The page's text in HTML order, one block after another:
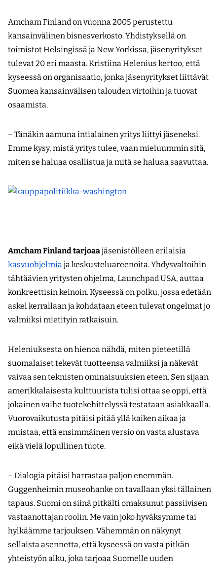
Amcham Finland on vuonna 2005 perustettu
kansainvälinen bisnesverkosto. Yhdistyksellä on
toimistot Helsingissä ja New Yorkissa, jäsenyritykset
tulevat 20 eri maasta. Kristiina Helenius kertoo, että
kyseessä on organisaatio, jonka jäsenyritykset liittävät
Suomea kansainvälisen talouden virtoihin ja tuovat
osaamista.
– Tänäkin aamuna intialainen yritys liittyi jäseneksi.
Emme kysy, mistä yritys tulee, vaan mieluummin sitä,
miten se haluaa osallistua ja mitä se haluaa saavuttaa.
Amcham Finland tarjoaajäsenistölleen erilaisia
kasvuohjelmiaja keskusteluareenoita. Yhdysvaltoihin
tähtäävien yritysten ohjelma, Launchpad USA, auttaa
konkreettisin keinoin. Kyseessä on polku, jossa edetään
askel kerrallaan ja kohdataan eteen tulevat ongelmat jo
valmiiksi mietityin ratkaisuin.
Heleniuksesta on hienoa nähdä, miten pieteetillä
suomalaiset tekevät tuotteensa valmiiksi ja näkevät
vaivaa sen teknisten ominaisuuksien eteen. Sen sijaan
amerikkalaisesta kulttuurista tulisi ottaa se oppi, että
jokainen vaihe tuotekehittelyssä testataan asiakkaalla.
Vuorovaikutusta pitäisi pitää yllä kaiken aikaa ja
muistaa, että ensimmäinen versio on vasta alustava
eikä vielä lopullinen tuote.
– Dialogia pitäisi harrastaa paljon enemmän.
Guggenheimin museohanke on tavallaan yksi tällainen
tapaus. Suomi on siinä pitkälti omaksunut passiivisen
vastaanottajan roolin. Me vain joko hyväksymme tai
hylkäämme tarjouksen. Vähemmän on näkynyt
sellaista asennetta, että kyseessä on vasta pitkän
yhteistyön alku, joka tarjoaa Suomelle uuden